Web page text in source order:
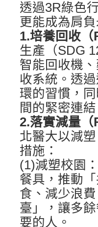
透過3R綠色
更能成為肩
1.培養回收（
生產（SDG
智能回收機
收系統。透
環的習慣，
間的緊密連結
2.落實減量
北醫大以減
措施：
(1)減塑校園
餐具，推動
食、減少浪
臺」，讓多
要的人。